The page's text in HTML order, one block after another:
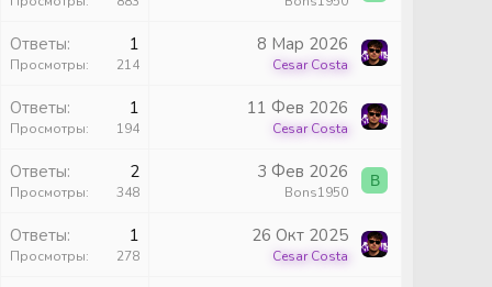
Ответы 1
Просмотры 214
8 Мар 2026
Cesar Costa
Ответы 1
Просмотры 194
11 Фев 2026
Cesar Costa
Ответы 2
Просмотры 348
3 Фев 2026
Bons1950
B
Ответы 1
Просмотры 278
26 Окт 2025
Cesar Costa